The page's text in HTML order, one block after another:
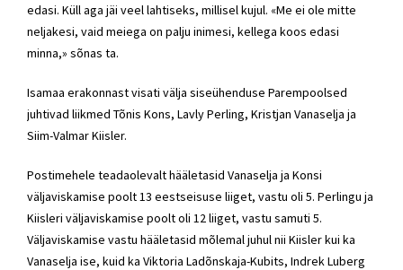
edasi. Küll aga jäi veel lahtiseks, millisel kujul. «Me ei ole mitte
neljakesi, vaid meiega on palju inimesi, kellega koos edasi
minna,» sõnas ta.
Isamaa erakonnast visati välja siseühenduse Parempoolsed
juhtivad liikmed Tõnis Kons, Lavly Perling, Kristjan Vanaselja ja
Siim-Valmar Kiisler.
Postimehele teadaolevalt hääletasid Vanaselja ja Konsi
väljaviskamise poolt 13 eestseisuse liiget, vastu oli 5. Perlingu ja
Kiisleri väljaviskamise poolt oli 12 liiget, vastu samuti 5.
Väljaviskamise vastu hääletasid mõlemal juhul nii Kiisler kui ka
Vanaselja ise, kuid ka Viktoria Ladõnskaja-Kubits, Indrek Luberg